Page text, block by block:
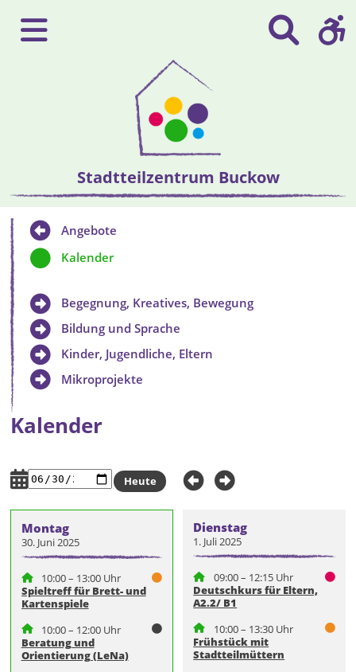
Stadtteilzentrum Buckow
Kalender
Montag
30. Juni 2025
10:00 – 13:00 Uhr
Spieltreff für Brett- und
Kartenspiele
10:00 – 12:00 Uhr
Beratung und
Orientierung (LeNa)
Dienstag
1. Juli 2025
09:00 – 12:15 Uhr
Deutschkurs für Eltern,
A2.2/ B1
10:00 – 13:30 Uhr
Frühstück mit
Stadtteilmüttern
Heute
Angebote
Kalender
Begegnung, Kreatives, Bewegung
Bildung und Sprache
Kinder, Jugendliche, Eltern
Mikroprojekte